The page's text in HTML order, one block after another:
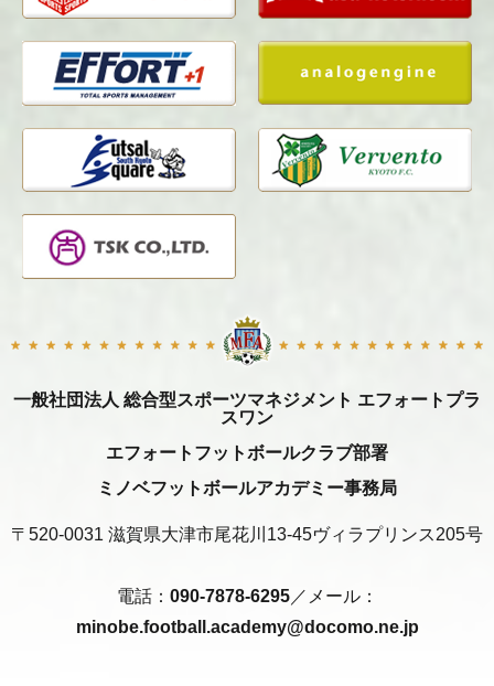
一般社団法人 総合型スポーツマネジメント エフォートプラ
スワン
エフォートフットボールクラブ部署
ミノベフットボールアカデミー事務局
〒520-0031 滋賀県大津市尾花川13-45ヴィラプリンス205号
電話： 090-7878-6295／メール：
minobe.football.academy@docomo.ne.jp